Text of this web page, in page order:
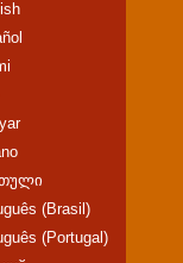
(Brasil)
(Portugal)